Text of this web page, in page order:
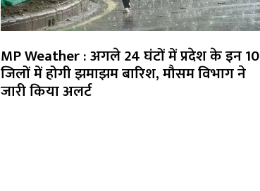
MP Weather : अगले 24 घंटों में प्रदेश के इन 10
जिलों में होगी झमाझम बारिश, मौसम विभाग ने
जारी किया अलर्ट